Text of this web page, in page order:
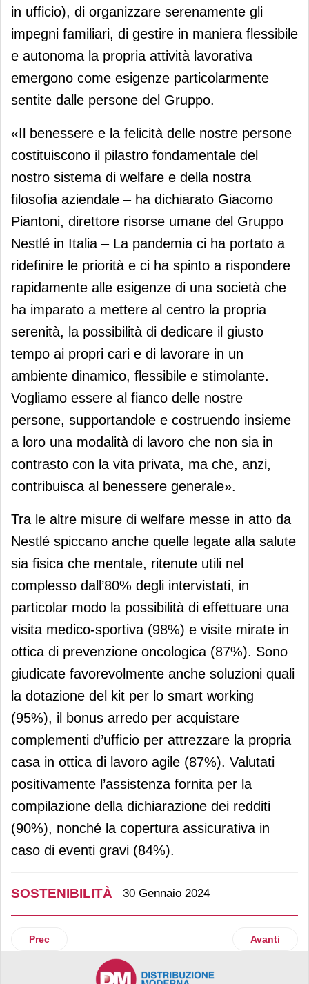
in ufficio), di organizzare serenamente gli
impegni familiari, di gestire in maniera flessibile
e autonoma la propria attività lavorativa
emergono come esigenze particolarmente
sentite dalle persone del Gruppo.
«Il benessere e la felicità delle nostre persone
costituiscono il pilastro fondamentale del
nostro sistema di welfare e della nostra
filosofia aziendale – ha dichiarato Giacomo
Piantoni, direttore risorse umane del Gruppo
Nestlé in Italia – La pandemia ci ha portato a
ridefinire le priorità e ci ha spinto a rispondere
rapidamente alle esigenze di una società che
ha imparato a mettere al centro la propria
serenità, la possibilità di dedicare il giusto
tempo ai propri cari e di lavorare in un
ambiente dinamico, flessibile e stimolante.
Vogliamo essere al fianco delle nostre
persone, supportandole e costruendo insieme
a loro una modalità di lavoro che non sia in
contrasto con la vita privata, ma che, anzi,
contribuisca al benessere generale».
Tra le altre misure di welfare messe in atto da
Nestlé spiccano anche quelle legate alla salute
sia fisica che mentale, ritenute utili nel
complesso dall’80% degli intervistati, in
particolar modo la possibilità di effettuare una
visita medico-sportiva (98%) e visite mirate in
ottica di prevenzione oncologica (87%). Sono
giudicate favorevolmente anche soluzioni quali
la dotazione del kit per lo smart working
(95%), il bonus arredo per acquistare
complementi d’ufficio per attrezzare la propria
casa in ottica di lavoro agile (87%). Valutati
positivamente l’assistenza fornita per la
compilazione della dichiarazione dei redditi
(90%), nonché la copertura assicurativa in
caso di eventi gravi (84%).
SOSTENIBILITÀ 30 Gennaio 2024
Articolo precedente: Madama Oliva rinnova il pack della
Prec Articolo
Avanti